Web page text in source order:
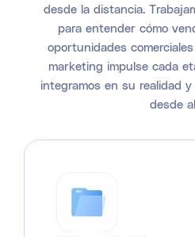
desde la distancia.
para entender cómo
oportunidades
marketing impulse cada
integramos en su realidad
desde